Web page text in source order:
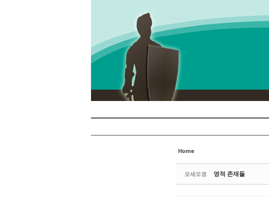
Home
모세오경 영적 존재들
Sketchbook5, 스케치북5
Sketchbook5, 스케치북5
Sketchbook5, 스케치북5
Sketchbook5, 스케치북5